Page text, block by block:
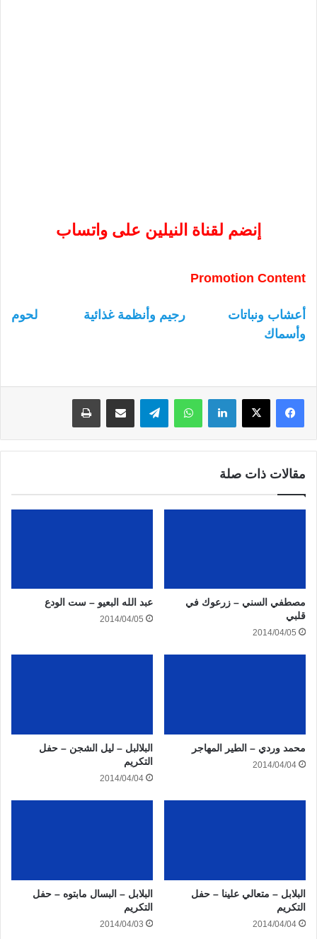
إنضم لقناة النيلين على واتساب
Promotion Content
أعشاب ونباتات رجيم وأنظمة غذائية
لحوم
وأسماك
لينكدإن واتساب
مقالات ذات صلة
مصطفي السني – زرعوك في
قلبي
2014/04/05
عبد الله البعيو – ست الودع
2014/04/05
محمد وردي – الطير المهاجر
2014/04/04
البلالبل – ليل الشجن – حفل
التكريم
2014/04/04
البلابل – متعالي علينا – حفل
التكريم
2014/04/04
البلابل – البسال مابتوه – حفل
التكريم
2014/04/03